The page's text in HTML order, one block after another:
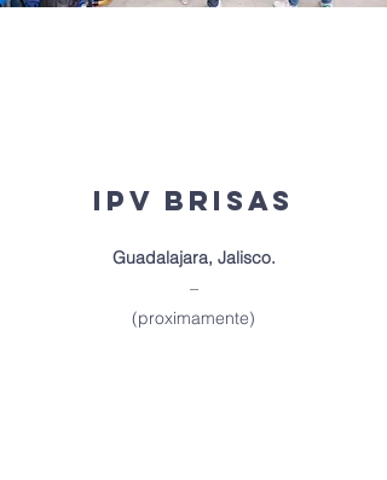
IPV Brisas
Guadalajara, Jalisco.
–
(proximamente)